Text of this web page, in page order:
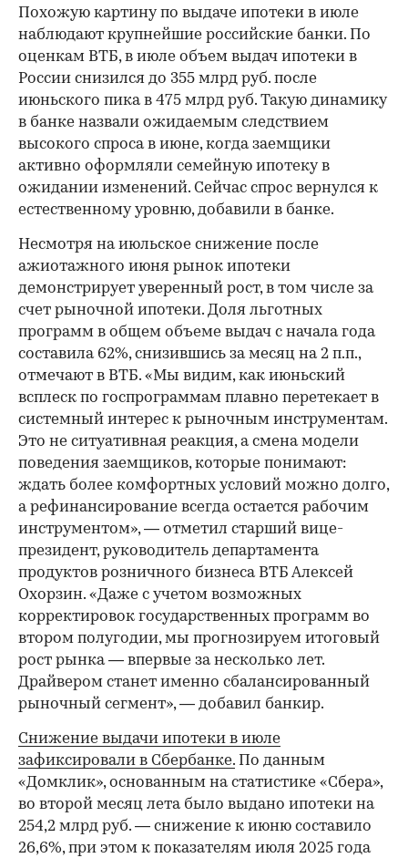
Похожую картину по выдаче ипотеки в июле
наблюдают крупнейшие российские банки. По
оценкам ВТБ, в июле объем выдач ипотеки в
России снизился до 355 млрд руб. после
июньского пика в 475 млрд руб. Такую динамику
в банке назвали ожидаемым следствием
высокого спроса в июне, когда заемщики
активно оформляли семейную ипотеку в
ожидании изменений. Сейчас спрос вернулся к
естественному уровню, добавили в банке.
Несмотря на июльское снижение после
ажиотажного июня рынок ипотеки
демонстрирует уверенный рост, в том числе за
счет рыночной ипотеки. Доля льготных
программ в общем объеме выдач с начала года
составила 62%, снизившись за месяц на 2 п.п.,
отмечают в ВТБ. «Мы видим, как июньский
всплеск по госпрограммам плавно перетекает в
системный интерес к рыночным инструментам.
Это не ситуативная реакция, а смена модели
поведения заемщиков, которые понимают:
ждать более комфортных условий можно долго,
а рефинансирование всегда остается рабочим
инструментом», — отметил старший вице-
президент, руководитель департамента
продуктов розничного бизнеса ВТБ Алексей
Охорзин. «Даже с учетом возможных
корректировок государственных программ во
втором полугодии, мы прогнозируем итоговый
рост рынка — впервые за несколько лет.
Драйвером станет именно сбалансированный
рыночный сегмент», — добавил банкир.
Снижение выдачи ипотеки в июле
зафиксировали в Сбербанке. По данным
«Домклик», основанным на статистике «Сбера»,
во второй месяц лета было выдано ипотеки на
254,2 млрд руб. — снижение к июню составило
26,6%, при этом к показателям июля 2025 года